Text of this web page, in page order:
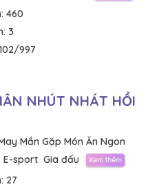
460
3
997
NHÚT NHÁT HỒI
Mắn Gặp Món Ăn Ngon
E-sport Gia đấu
27